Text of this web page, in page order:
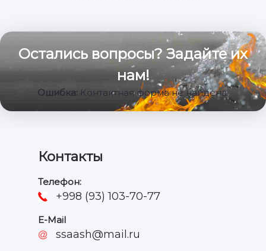
Остались вопросы? Задайте их
нам!
Ошибка: Контактная форма не найдена.
Контакты
Телефон:
+998 (93) 103-70-77
E-Mail
ssaash@mail.ru